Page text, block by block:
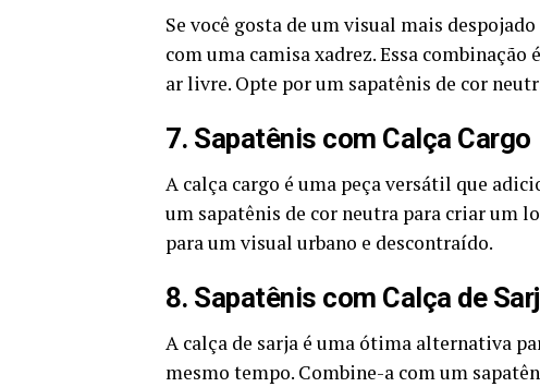
Se você gosta de um visual mais
com uma camisa xadrez. Essa
ar livre. Opte por um sapatênis de cor
7. Sapatênis com Calça Cargo
A calça cargo é uma peça versátil que
um sapatênis de cor neutra para criar um
para um visual urbano e descontraído.
8. Sapatênis com Calça de
A calça de sarja é uma ótima alternativa
mesmo tempo. Combine-a com um